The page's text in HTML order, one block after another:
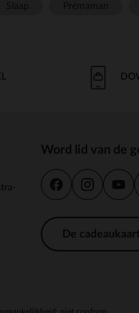
Word lid van de
De cadeaukaart